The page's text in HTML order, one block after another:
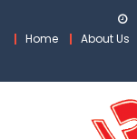
Home
About Us